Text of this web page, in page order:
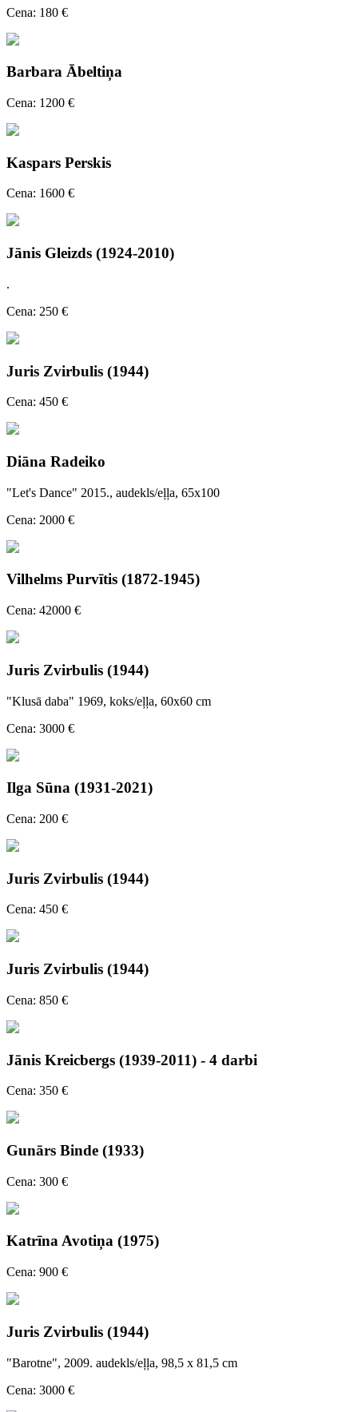
Cena: 180 €
Barbara Ābeltiņa
Cena: 1200 €
Kaspars Perskis
Cena: 1600 €
Jānis Gleizds (1924-2010)
.
Cena: 250 €
Juris Zvirbulis (1944)
Cena: 450 €
Diāna Radeiko
"Let's Dance" 2015., audekls/eļļa, 65x100
Cena: 2000 €
Vilhelms Purvītis (1872-1945)
Cena: 42000 €
Juris Zvirbulis (1944)
"Klusā daba" 1969, koks/eļļa, 60x60 cm
Cena: 3000 €
Ilga Sūna (1931-2021)
Cena: 200 €
Juris Zvirbulis (1944)
Cena: 450 €
Juris Zvirbulis (1944)
Cena: 850 €
Jānis Kreicbergs (1939-2011) - 4 darbi
Cena: 350 €
Gunārs Binde (1933)
Cena: 300 €
Katrīna Avotiņa (1975)
Cena: 900 €
Juris Zvirbulis (1944)
"Barotne", 2009. audekls/eļļa, 98,5 x 81,5 cm
Cena: 3000 €